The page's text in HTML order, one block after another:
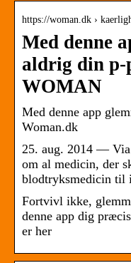
https://woman.dk ›
Med denne
aldrig din
WOMAN
Med denne app
Woman.dk
25. aug. 2014 — Via
om al medicin, der
blodtryksmedicin til
Fortvivl ikke,
denne app dig
er her